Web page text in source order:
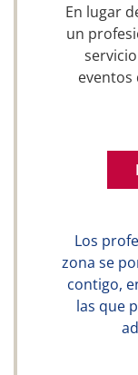
En lugar
un
eventos
Los
zona se
contigo,
las que